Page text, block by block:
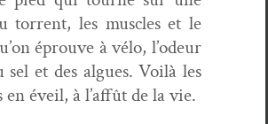
tor­rent, les mus­cles et le
éprou­ve à vélo, l’odeur
sel et des algues. Voilà les
en éveil, à l’affût de la vie.